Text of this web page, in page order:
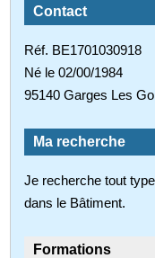
Contact
Réf. BE1701030918
Né le 02/00/1984
95140 Garges Les
Ma recherche
Je recherche tout
dans le Bâtiment.
Formations